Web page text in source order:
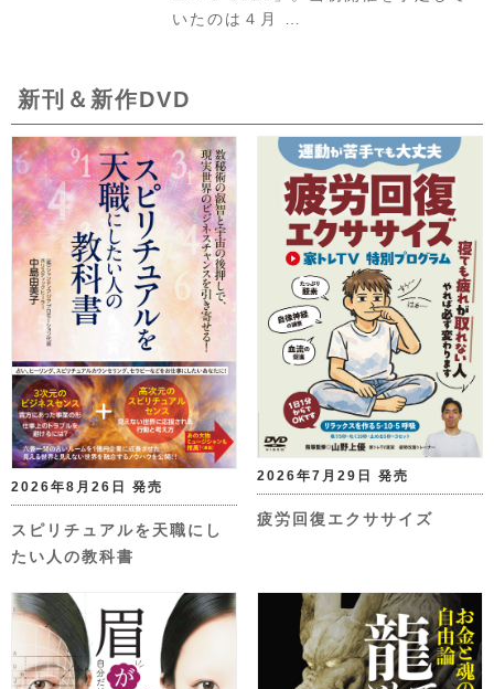
いたのは４月 …
新刊＆新作DVD
2026年8月26日 発売
スピリチュアルを天職にし
たい人の教科書
2026年7月29日 発売
疲労回復エクササイズ